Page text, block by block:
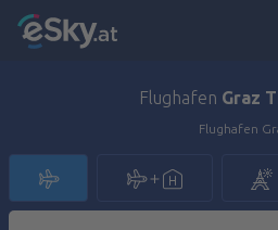
Flughafen Graz
Flughafen